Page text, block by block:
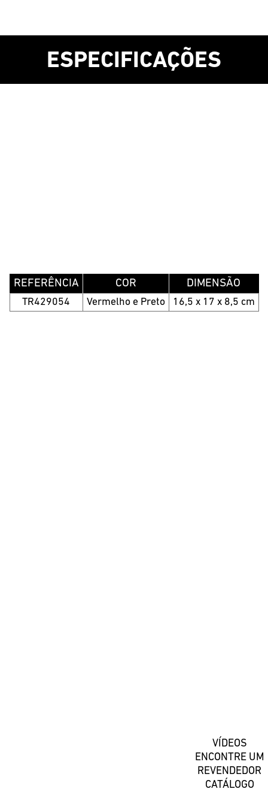
ESPECIFICAÇÕES
REFERÊNCIA COR DIMENSÃO
TR429054 Vermelho e Preto 16,5 x 17 x 8,5 cm
VÍDEOS
ENCONTRE UM
REVENDEDOR
CATÁLOGO